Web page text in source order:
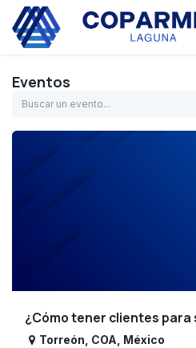
Ir al contenido
Eventos
¿Cómo tener clientes para
Torreón COA México